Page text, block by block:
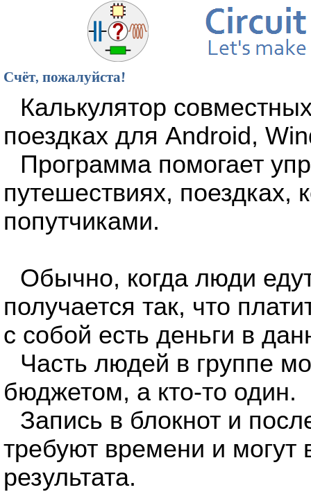
Счёт, пожалуйста!
Калькулятор
поездках для Android,
Программа помогает
путешествиях, поездках,
попутчиками.
Обычно, когда люди
получается так, что
с собой есть деньги в
Часть людей в группе
бюджетом, а кто-то один.
Запись в блокнот и
требуют времени и могут
результата.